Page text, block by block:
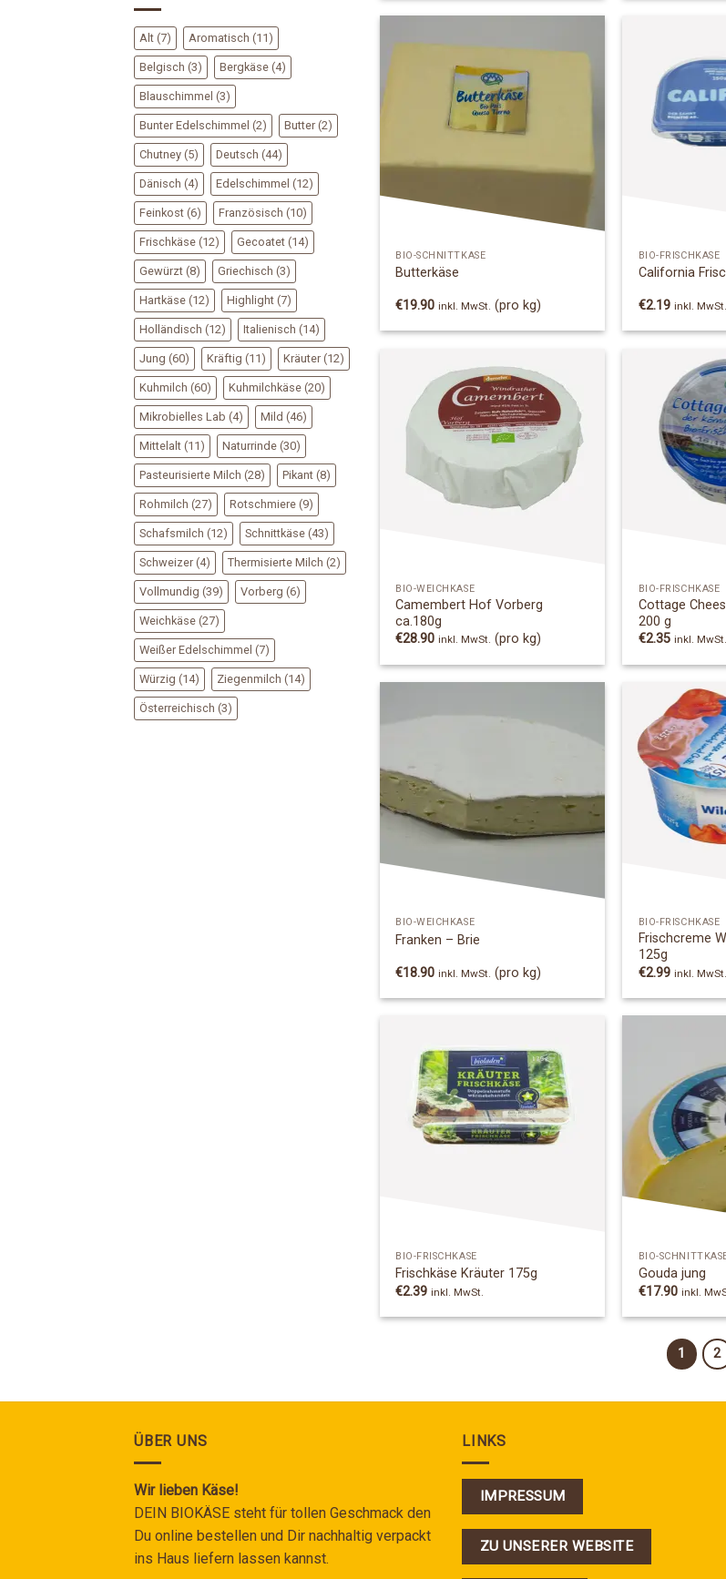
Alt (7) Aromatisch (11)
Belgisch (3) Bergkäse (4)
Blauschimmel (3)
Bunter Edelschimmel (2) Butter (2)
Chutney (5) Deutsch (44)
Dänisch (4) Edelschimmel (12)
Feinkost (6) Französisch (10)
Frischkäse (12) Gecoatet (14)
Gewürzt (8) Griechisch (3)
Hartkäse (12) Highlight (7)
Holländisch (12) Italienisch (14)
Jung (60) Kräftig (11) Kräuter (12)
Kuhmilch (60) Kuhmilchkäse (20)
Mikrobielles Lab (4) Mild (46)
Mittelalt (11) Naturrinde (30)
Pasteurisierte Milch (28) Pikant (8)
Rohmilch (27) Rotschmiere (9)
Schafsmilch (12) Schnittkäse (43)
Schweizer (4) Thermisierte Milch (2)
Vollmundig (39) Vorberg (6)
Weichkäse (27)
Weißer Edelschimmel (7)
Würzig (14) Ziegenmilch (14)
Österreichisch (3)
BIO-SCHNITTKÄSE
Butterkäse
€19.90 inkl. MwSt. (pro kg)
BIO-FRISCHKÄSE
California
€2.19 inkl. MwSt.
Add to
Wishlist
BIO-WEICHKÄSE
Camembert Hof Vorberg
ca.180g
€28.90 inkl. MwSt. (pro kg)
BIO-FRISCHKÄSE
Cottage
200 g
€2.35 inkl. MwSt.
Wishlist
BIO-WEICHKÄSE
Franken – Brie
€18.90 inkl. MwSt. (pro kg)
BIO-FRISCHKÄSE
Frischcreme
125g
€2.99 inkl. MwSt.
Add to
Wishlist
BIO-FRISCHKÄSE
Frischkäse Kräuter 175g
€2.39 inkl. MwSt.
BIO-
Gouda jung
€17.90 inkl.
1 2
ÜBER UNS
Wir lieben Käse!
DEIN BIOKÄSE steht für tollen Geschmack den
Du online bestellen und Dir nachhaltig verpackt
ins Haus liefern lassen kannst.
LINKS
IMPRESSUM
ZU UNSERER WEBSITE